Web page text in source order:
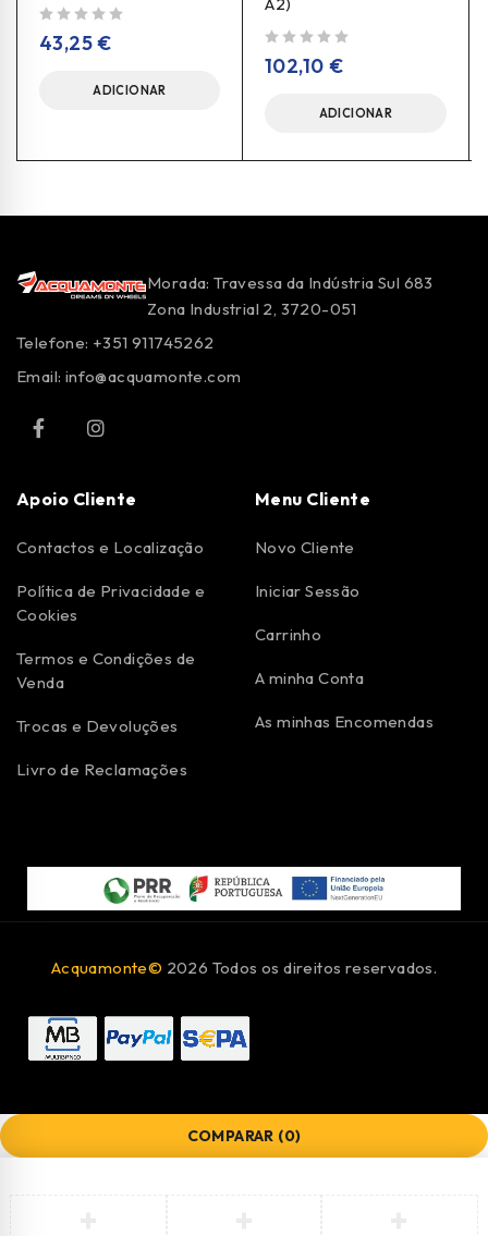
43,25€
ADICIONAR
102,10 €
ADICIONAR
Morada: Travessa da Indústria Sul 683
Zona Industrial 2, 3720-051
Telefone: +351 911745262
Email: info@acquamonte.com
Apoio Cliente
Contactos e Localização
Política de Privacidade e
Cookies
Termos e Condições de
Venda
Trocas e Devoluções
Livro de Reclamações
Menu Cliente
Novo Cliente
Iniciar Sessão
Carrinho
A minha Conta
As minhas Encomendas
Acquamonte© 2026 Todos os direitos reservados.
COMPARAR (0)